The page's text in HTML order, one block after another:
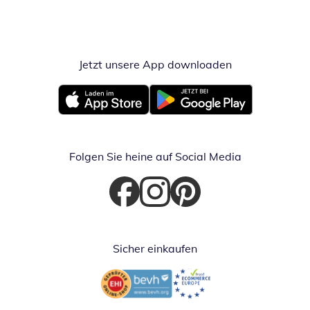
Jetzt unsere App downloadenÖffnet in
Öffnet in neuem FensterÖffnet in neuem Fenster
Folgen Sie heine auf Social Media
Öffnet in neuem Fenster
Öffnet in neuem Fenster
Öffnet in neuem Fenster
Sicher einkaufen
Öffnet in neuem FensterÖffnet in neuem Fenster